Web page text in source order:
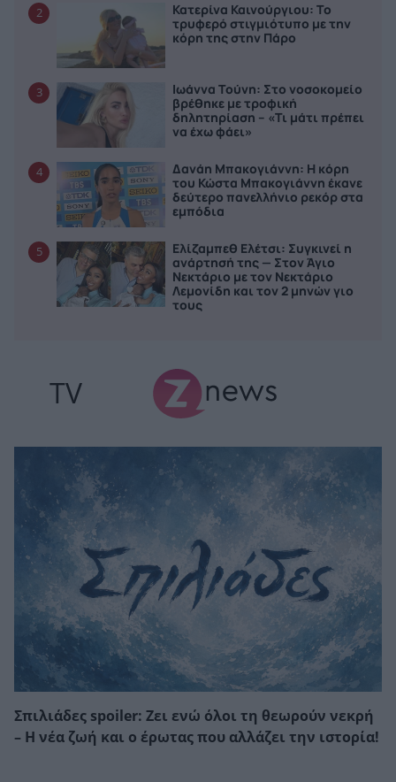
2
Κατερίνα Καινούργιου: Το
τρυφερό στιγμιότυπο με την
κόρη της στην Πάρο
3
Ιωάννα Τούνη: Στο νοσοκομείο
βρέθηκε με τροφική
δηλητηρίαση – «Τι μάτι πρέπει
να έχω φάει»
4
Δανάη Μπακογιάννη: Η κόρη
του Κώστα Μπακογιάννη έκανε
δεύτερο πανελλήνιο ρεκόρ στα
εμπόδια
5
Ελίζαμπεθ Ελέτσι: Συγκινεί η
ανάρτησή της — Στον Άγιο
Νεκτάριο με τον Νεκτάριο
Λεμονίδη και τον 2 μηνών γιο
τους
TV
Σπιλιάδες spoiler: Ζει ενώ όλοι τη θεωρούν νεκρή
– Η νέα ζωή και ο έρωτας που αλλάζει την ιστορία!